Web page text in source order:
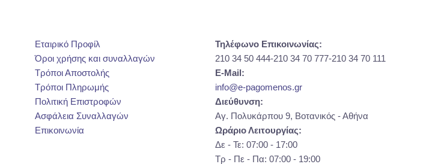
Εταιρικό Προφίλ
Όροι χρήσης και συναλλαγών
Τρόποι Αποστολής
Τρόποι Πληρωμής
Πολιτική Επιστροφών
Ασφάλεια Συναλλαγών
Επικοινωνία
Τηλέφωνο Επικοινωνίας:
210 34 50 444-210 34 70 777-210 34 70 111
E-Mail:
info@e-pagomenos.gr
Διεύθυνση:
Αγ. Πολυκάρπου 9, Βοτανικός - Αθήνα
Ωράριο Λειτουργίας:
Δε - Τε: 07:00 - 17:00
Τρ - Πε - Πα: 07:00 - 19:00